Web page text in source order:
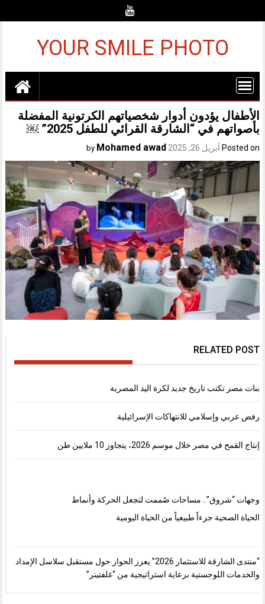
YOUR SMILE PHOTO
الأطفال يؤدون أدوار شخصياتهم الكرتونية المفضلة
بأصواتهم في “الشارقة القرائي للطفل 2025” ￼
Posted on أبريل 26, 2025 Mohamed awad
RELATED POST
بنات مصر تكتب تاريخ جديد لكرة اليد المصرية
رفض عربي وإسلامي للانتهاكات الإسرائيلية
إنتاج القمح في مصر خلال موسم 2026، يتجاوز 10 ملايين طن
وجهات “شروق”.. مساحات صُممت لتجعل الحركة وأنماط
الحياة الصحية جزءاً طبيعياً من الحياة اليومية
“منتدى الشارقة للاستثمار 2026” يعزز الحوار حول مستقبل سلاسل الإمداد
والخدمات اللوجستية برعاية استراتيجية من “غلفتينر”